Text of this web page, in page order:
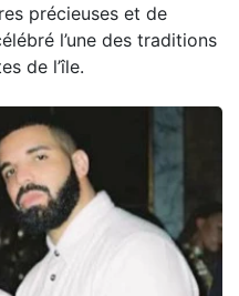
précieuses et de
l’une des traditions
de l’île.